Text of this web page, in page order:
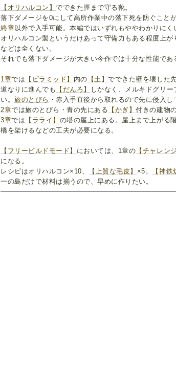
【オリハルコン】でできた脛まで守る靴。
落下ダメージを0にして高所作業中の落下死を防ぐこと
終章以外で入手可能。本編ではいずれもややわかりにく
オリハルコン製というだけあって守備力もある程度上
などは全くない。
それでも落下ダメージが大きい今作では十分な性能であ
1章では 【ピラミッド】 内の 【土】でできた壁を壊した
道なりに進んでも
【だんろ】 しかなく、メルキドグリ
い。旅のとびら ・赤入手直後から取れるので先に侵入し
2章では旅のとびら・青の先にある 【かぎ】付きの建物
3章では 【ラライ】 の塔の屋上にある。屋上まで上がる
橋を架けるなどの工夫が必要になる。
【フリービルドモード】 においては、1章の 【チャレンジ
になる。
レシピはオリハルコン×10、
【上質な毛皮】 ×5。 【神鉄
一の島だけで材料は揃うので、早めに作りたい。